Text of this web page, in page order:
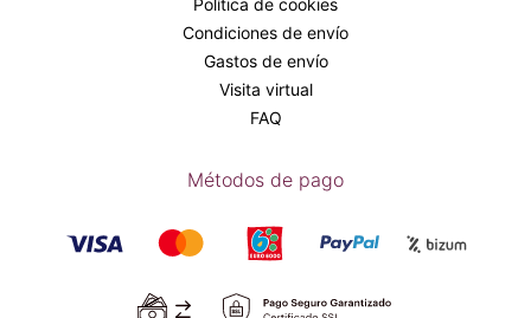
Política de cookies
Condiciones de envío
Gastos de envío
Visita virtual
FAQ
Métodos de pago